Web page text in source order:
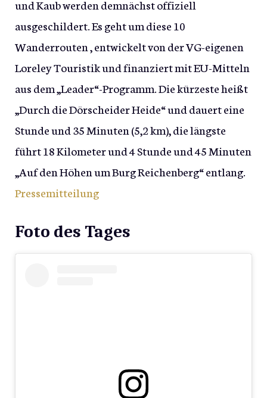
und Kaub werden demnächst offiziell
ausgeschildert. Es geht um diese 10
Wanderrouten , entwickelt von der VG-eigenen
Loreley Touristik und finanziert mit EU-Mitteln
aus dem „Leader“-Programm. Die kürzeste heißt
„Durch die Dörscheider Heide“ und dauert eine
Stunde und 35 Minuten (5,2 km), die längste
führt 18 Kilometer und 4 Stunde und 45 Minuten
„Auf den Höhen um Burg Reichenberg“ entlang.
Pressemitteilung
Foto des Tages